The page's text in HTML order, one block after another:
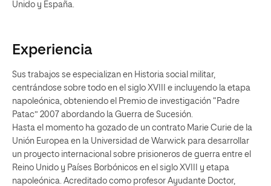
Unido y España.
Experiencia
Sus trabajos se especializan en Historia social militar,
centrándose sobre todo en el siglo XVIII e incluyendo la etapa
napoleónica, obteniendo el Premio de investigación “Padre
Patac” 2007 abordando la Guerra de Sucesión.
Hasta el momento ha gozado de un contrato Marie Curie de la
Unión Europea en la Universidad de Warwick para desarrollar
un proyecto internacional sobre prisioneros de guerra entre el
Reino Unido y Países Borbónicos en el siglo XVIII y etapa
napoleónica. Acreditado como profesor Ayudante Doctor,